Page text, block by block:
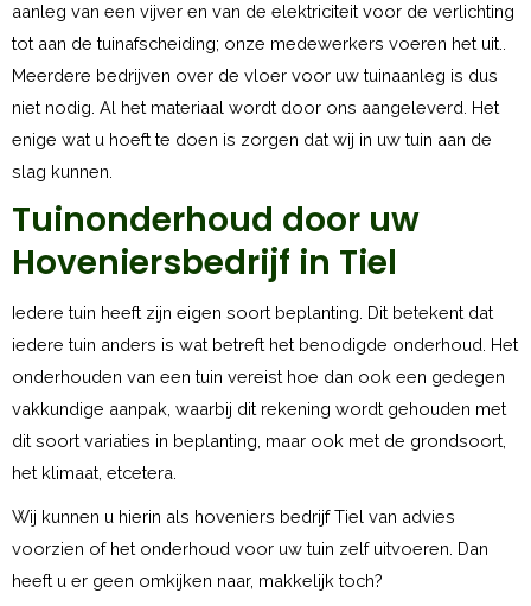
aanleg van een vijver en van de elektriciteit voor de verlichting
tot aan de tuinafscheiding; onze medewerkers voeren het uit..
Meerdere bedrijven over de vloer voor uw tuinaanleg is dus
niet nodig. Al het materiaal wordt door ons aangeleverd. Het
enige wat u hoeft te doen is zorgen dat wij in uw tuin aan de
slag kunnen.
Tuinonderhoud door uw
Hoveniersbedrijf in Tiel
Iedere tuin heeft zijn eigen soort beplanting. Dit betekent dat
iedere tuin anders is wat betreft het benodigde onderhoud. Het
onderhouden van een tuin vereist hoe dan ook een gedegen
vakkundige aanpak, waarbij dit rekening wordt gehouden met
dit soort variaties in beplanting, maar ook met de grondsoort,
het klimaat, etcetera.
Wij kunnen u hierin als hoveniers bedrijf Tiel van advies
voorzien of het onderhoud voor uw tuin zelf uitvoeren. Dan
heeft u er geen omkijken naar, makkelijk toch?